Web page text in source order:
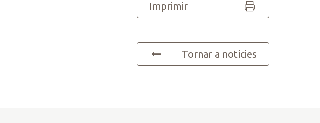
Imprimir
Tornar a notícies